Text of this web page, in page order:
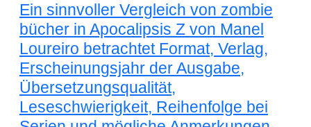
Ein sinnvoller Vergleich von zombie
bücher in Apocalipsis Z von Manel
Loureiro betrachtet Format, Verlag,
Erscheinungsjahr der Ausgabe,
Übersetzungsqualität,
Leseschwierigkeit, Reihenfolge bei